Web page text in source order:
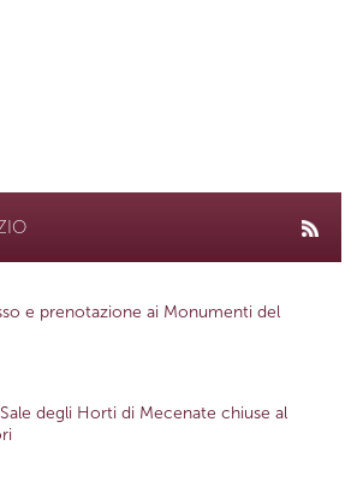
e prenotazione ai Monumenti del
degli Horti di Mecenate chiuse al